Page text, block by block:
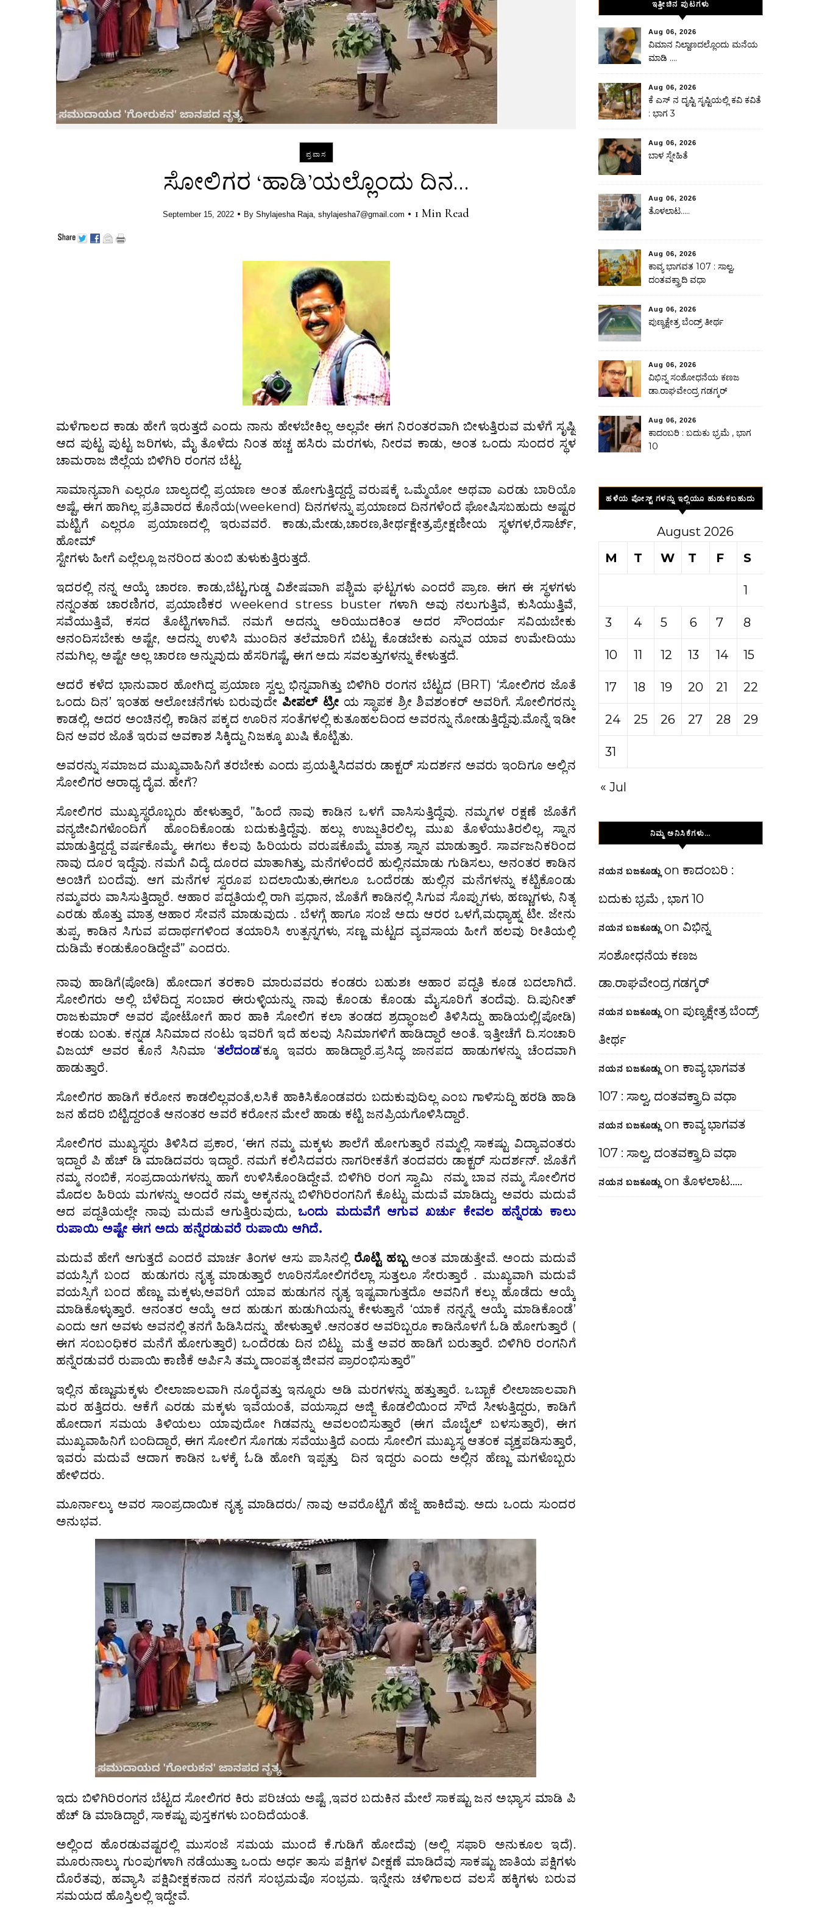
ಪ್ರವಾಸ
ಸೋಲಿಗರ ‘ಹಾಡಿ’ಯಲ್ಲೊಂದು ದಿನ…
September 15, 2022 • By Shylajesha Raja, shylajesha7@gmail.com • 1 Min Read
ಮಳೆಗಾಲದ ಕಾಡು ಹೇಗೆ ಇರುತ್ತದೆ ಎಂದು ನಾನು ಹೇಳಬೇಕಿಲ್ಲ ಅಲ್ಲವೇ ಈಗ ನಿರಂತರವಾಗಿ ಬೀಳುತ್ತಿರುವ ಮಳೆಗೆ ಸೃಷ್ಟಿ
ಆದ ಪುಟ್ಟ ಪುಟ್ಟ ಜರಿಗಳು, ಮೈ ತೊಳೆದು ನಿಂತ ಹಚ್ಚ ಹಸಿರು ಮರಗಳು, ನೀರವ ಕಾಡು, ಅಂತ ಒಂದು ಸುಂದರ ಸ್ಥಳ
ಚಾಮರಾಜ ಜಿಲ್ಲೆಯ ಬಿಳಿಗಿರಿ ರಂಗನ ಬೆಟ್ಟ.
ಸಾಮಾನ್ಯವಾಗಿ ಎಲ್ಲರೂ ಬಾಲ್ಯದಲ್ಲಿ ಪ್ರಯಾಣ ಅಂತ ಹೋಗುತ್ತಿದ್ದದ್ದೆ ವರುಷಕ್ಕೆ ಒಮ್ಮೆಯೋ ಅಥವಾ ಎರಡು ಬಾರಿಯೊ
ಅಷ್ಟೆ, ಈಗ ಹಾಗಿಲ್ಲ ಪ್ರತಿವಾರದ ಕೊನೆಯ(weekend) ದಿನಗಳನ್ನು ಪ್ರಯಾಣದ ದಿನಗಳೆಂದೆ ಘೋಷಿಸಬಹುದು ಅಷ್ಟರ
ಮಟ್ಟಿಗೆ ಎಲ್ಲರೂ ಪ್ರಯಾಣದಲ್ಲಿ ಇರುವವರೆ. ಕಾಡು,ಮೇಡು,ಚಾರಣ,ತೀರ್ಥಕ್ಷೇತ್ರ,ಪ್ರೇಕ್ಷಣೀಯ ಸ್ಥಳಗಳ,ರೆಸಾರ್ಟ್,
ಹೋಮ್
ಸ್ಟೇಗಳು ಹೀಗೆ ಎಲ್ಲೆಲ್ಲೂ ಜನರಿಂದ ತುಂಬಿ ತುಳುಕುತ್ತಿರುತ್ತದೆ.
ಇದರಲ್ಲಿ ನನ್ನ ಆಯ್ಕೆ ಚಾರಣ. ಕಾಡು,ಬೆಟ್ಟ,ಗುಡ್ಡ ವಿಶೇಷವಾಗಿ ಪಶ್ಚಿಮ ಘಟ್ಟಗಳು ಎಂದರೆ ಪ್ರಾಣ. ಈಗ ಈ ಸ್ಥಳಗಳು
ನನ್ನಂತಹ ಚಾರಣಿಗರ, ಪ್ರಯಾಣಿಕರ weekend stress buster ಗಳಾಗಿ ಅವು ನಲುಗುತ್ತಿವೆ, ಕುಸಿಯುತ್ತಿವೆ,
ಸವೆಯುತ್ತಿವೆ, ಕಸದ ತೊಟ್ಟಿಗಳಾಗಿವೆ. ನಮಗೆ ಅದನ್ನು ಅರಿಯುದಕಿಂತ ಅದರ ಸೌಂದರ್ಯ ಸವಿಯಬೇಕು
ಆನಂದಿಸಬೇಕು ಅಷ್ಟೇ, ಅದನ್ನು ಉಳಿಸಿ ಮುಂದಿನ ತಲೆಮಾರಿಗೆ ಬಿಟ್ಟು ಕೊಡಬೇಕು ಎನ್ನುವ ಯಾವ ಉಮೇದಿಯು
ನಮಗಿಲ್ಲ. ಅಷ್ಟೇ ಅಲ್ಲ ಚಾರಣ ಅನ್ನುವುದು ಹೆಸರಿಗಷ್ಟೆ, ಈಗ ಅದು ಸವಲತ್ತುಗಳನ್ನು ಕೇಳುತ್ತದೆ.
ಆದರೆ ಕಳೆದ ಭಾನುವಾರ ಹೋಗಿದ್ದ ಪ್ರಯಾಣ ಸ್ವಲ್ಪ ಭಿನ್ನವಾಗಿತ್ತು ಬಿಳಿಗಿರಿ ರಂಗನ ಬೆಟ್ಟದ (BRT) ‘ಸೋಲಿಗರ ಜೊತೆ
ಒಂದು ದಿನ’ ಇಂತಹ ಆಲೋಚನೆಗಳು ಬರುವುದೇ ಪೀಪಲ್ ಟ್ರೀ ಯ ಸ್ಥಾಪಕ ಶ್ರೀ ಶಿವಶಂಕರ್ ಅವರಿಗೆ. ಸೋಲಿಗರನ್ನು
ಕಾಡಲ್ಲಿ, ಅದರ ಅಂಚಿನಲ್ಲಿ, ಕಾಡಿನ ಪಕ್ಕದ ಊರಿನ ಸಂತೆಗಳಲ್ಲಿ ಕುತೂಹಲದಿಂದ ಅವರನ್ನು ನೋಡುತ್ತಿದ್ದೆವು.ಮೊನ್ನೆ ಇಡೀ
ದಿನ ಅವರ ಜೊತೆ ಇರುವ ಅವಕಾಶ ಸಿಕ್ಕಿದ್ದು ನಿಜಕ್ಕೂ ಖುಷಿ ಕೊಟ್ಟಿತು.
ಅವರನ್ನು ಸಮಾಜದ ಮುಖ್ಯವಾಹಿನಿಗೆ ತರಬೇಕು ಎಂದು ಪ್ರಯತ್ನಿಸಿದವರು ಡಾಕ್ಟರ್ ಸುದರ್ಶನ ಅವರು ಇಂದಿಗೂ ಅಲ್ಲಿನ
ಸೋಲಿಗರ ಆರಾಧ್ಯ ದೈವ. ಹೇಗೆ?
ಸೋಲಿಗರ ಮುಖ್ಯಸ್ಥರೊಬ್ಬರು ಹೇಳುತ್ತಾರೆ, ”ಹಿಂದೆ ನಾವು ಕಾಡಿನ ಒಳಗೆ ವಾಸಿಸುತ್ತಿದ್ದೆವು. ನಮ್ಮಗಳ ರಕ್ಷಣೆ ಜೊತೆಗೆ
ವನ್ಯಜೀವಿಗಳೊಂದಿಗೆ ಹೊಂದಿಕೊಂಡು ಬದುಕುತ್ತಿದ್ದೆವು. ಹಲ್ಲು ಉಜ್ಜುತಿರಲಿಲ್ಲ, ಮುಖ ತೊಳೆಯುತಿರಲಿಲ್ಲ, ಸ್ನಾನ
ಮಾಡುತ್ತಿದ್ದದ್ದೆ ವರ್ಷಕೊಮ್ಮೆ. ಈಗಲು ಕೆಲವು ಹಿರಿಯರು ವರುಷಕೊಮ್ಮೆ ಮಾತ್ರ ಸ್ನಾನ ಮಾಡುತ್ತಾರೆ. ಸಾರ್ವಜನಿಕರಿಂದ
ನಾವು ದೂರ ಇದ್ದೆವು. ನಮಗೆ ವಿದ್ಯೆ ದೂರದ ಮಾತಾಗಿತ್ತು, ಮನೆಗಳೆಂದರೆ ಹುಲ್ಲಿನಮಾಡು ಗುಡಿಸಲು, ಅನಂತರ ಕಾಡಿನ
ಅಂಚಿಗೆ ಬಂದೆವು. ಆಗ ಮನೆಗಳ ಸ್ವರೂಪ ಬದಲಾಯಿತು,ಈಗಲೂ ಒಂದೆರಡು ಹುಲ್ಲಿನ ಮನೆಗಳನ್ನು ಕಟ್ಟಿಕೊಂಡು
ನಮ್ಮವರು ವಾಸಿಸುತ್ತಿದ್ದಾರೆ. ಆಹಾರ ಪದ್ದತಿಯಲ್ಲಿ ರಾಗಿ ಪ್ರಧಾನ, ಜೊತೆಗೆ ಕಾಡಿನಲ್ಲಿ ಸಿಗುವ ಸೊಪ್ಪುಗಳು, ಹಣ್ಣುಗಳು, ನಿತ್ಯ
ಎರಡು ಹೊತ್ತು ಮಾತ್ರ ಆಹಾರ ಸೇವನೆ ಮಾಡುವುದು . ಬೆಳಗ್ಗೆ ಹಾಗೂ ಸಂಜೆ ಅದು ಆರರ ಒಳಗೆ,ಮಧ್ಯಾಹ್ನ ಟೀ. ಜೇನು
ತುಪ್ಪ, ಕಾಡಿನ ಸಿಗುವ ಪದಾರ್ಥಗಳಿಂದ ತಯಾರಿಸಿ ಉತ್ಪನ್ನಗಳು, ಸಣ್ಣ ಮಟ್ಟದ ವ್ಯವಸಾಯ ಹೀಗೆ ಹಲವು ರೀತಿಯಲ್ಲಿ
ದುಡಿಮೆ ಕಂಡುಕೊಂಡಿದ್ದೇವೆ” ಎಂದರು.
ನಾವು ಹಾಡಿಗೆ(ಪೋಡಿ) ಹೋದಾಗ ತರಕಾರಿ ಮಾರುವವರು ಕಂಡರು ಬಹುಶಃ ಆಹಾರ ಪದ್ದತಿ ಕೂಡ ಬದಲಾಗಿದೆ.
ಸೋಲಿಗರು ಅಲ್ಲಿ ಬೆಳೆದಿದ್ದ ಸಂಬಾರ ಈರುಳ್ಳಿಯನ್ನು ನಾವು ಕೊಂಡು ಕೊಂಡು ಮೈಸೂರಿಗೆ ತಂದೆವು. ದಿ.ಪುನೀತ್
ರಾಜಕುಮಾರ್ ಅವರ ಪೋಟೋಗೆ ಹಾರ ಹಾಕಿ ಸೋಲಿಗ ಕಲಾ ತಂಡದ ಶ್ರದ್ಧಾಂಜಲಿ ತಿಳಿಸಿದ್ದು ಹಾಡಿಯಲ್ಲಿ(ಪೋಡಿ)
ಕಂಡು ಬಂತು. ಕನ್ನಡ ಸಿನಿಮಾದ ನಂಟು ಇವರಿಗೆ ಇದೆ ಹಲವು ಸಿನಿಮಾಗಳಿಗೆ ಹಾಡಿದ್ದಾರೆ ಅಂತೆ. ಇತ್ತೀಚೆಗೆ ದಿ.ಸಂಚಾರಿ
ವಿಜಯ್ ಅವರ ಕೊನೆ ಸಿನಿಮಾ ‘ತಲೆದಂಡ‘ಕ್ಕೂ ಇವರು ಹಾಡಿದ್ದಾರೆ.ಪ್ರಸಿದ್ಧ ಜಾನಪದ ಹಾಡುಗಳನ್ನು ಚೆಂದವಾಗಿ
ಹಾಡುತ್ತಾರೆ.
ಸೋಲಿಗರ ಹಾಡಿಗೆ ಕರೋನ ಕಾಡಲಿಲ್ಲವಂತೆ,ಲಸಿಕೆ ಹಾಕಿಸಿಕೊಂಡವರು ಬದುಕುವುದಿಲ್ಲ ಎಂಬ ಗಾಳಿಸುದ್ದಿ ಹರಡಿ ಹಾಡಿ
ಜನ ಹೆದರಿ ಬಿಟ್ಟಿದ್ದರಂತೆ ಆನಂತರ ಅವರೆ ಕರೋನ ಮೇಲೆ ಹಾಡು ಕಟ್ಟಿ ಜನಪ್ರಿಯಗೊಳಿಸಿದ್ದಾರೆ.
ಸೋಲಿಗರ ಮುಖ್ಯಸ್ಥರು ತಿಳಿಸಿದ ಪ್ರಕಾರ, ‘ಈಗ ನಮ್ಮ ಮಕ್ಕಳು ಶಾಲೆಗೆ ಹೋಗುತ್ತಾರೆ ನಮ್ಮಲ್ಲಿ ಸಾಕಷ್ಟು ವಿದ್ಯಾವಂತರು
ಇದ್ದಾರೆ ಪಿ ಹೆಚ್ ಡಿ ಮಾಡಿದವರು ಇದ್ದಾರೆ. ನಮಗೆ ಕಲಿಸಿದವರು ನಾಗರೀಕತೆಗೆ ತಂದವರು ಡಾಕ್ಟರ್ ಸುದರ್ಶನ್. ಜೊತೆಗೆ
ನಮ್ಮ ನಂಬಿಕೆ, ಸಂಪ್ರದಾಯಗಳನ್ನು ಹಾಗೆ ಉಳಿಸಿಕೊಂಡಿದ್ದೇವೆ. ಬಿಳಿಗಿರಿ ರಂಗ ಸ್ವಾಮಿ ನಮ್ಮ ಬಾವ ನಮ್ಮ ಸೋಲಿಗರ
ಮೊದಲ ಹಿರಿಯ ಮಗಳನ್ನು ಅಂದರೆ ನಮ್ಮ ಅಕ್ಕನನ್ನು ಬಿಳಿಗಿರಿರಂಗನಿಗೆ ಕೊಟ್ಟು ಮದುವೆ ಮಾಡಿದ್ದು, ಅವರು ಮದುವೆ
ಆದ ಪದ್ದತಿಯಲ್ಲೇ ನಾವು ಮದುವೆ ಆಗುತ್ತಿರುವುದು, ಒಂದು ಮದುವೆಗೆ ಆಗುವ ಖರ್ಚು ಕೇವಲ ಹನ್ನೆರಡು ಕಾಲು
ರುಪಾಯಿ ಅಷ್ಟೇ ಈಗ ಅದು ಹನ್ನೆರಡುವರೆ ರುಪಾಯಿ ಆಗಿದೆ.
ಮದುವೆ ಹೇಗೆ ಆಗುತ್ತದೆ ಎಂದರೆ ಮಾರ್ಚ ತಿಂಗಳ ಆಸು ಪಾಸಿನಲ್ಲಿ ರೊಟ್ಟಿ ಹಬ್ಬಅಂತ ಮಾಡುತ್ತೇವೆ. ಅಂದು ಮದುವೆ
ವಯಸ್ಸಿಗೆ ಬಂದ ಹುಡುಗರು ನೃತ್ಯ ಮಾಡುತ್ತಾರೆ ಊರಿನಸೋಲಿಗರೆಲ್ಲಾ ಸುತ್ತಲೂ ಸೇರುತ್ತಾರೆ . ಮುಖ್ಯವಾಗಿ ಮದುವೆ
ವಯಸ್ಸಿಗೆ ಬಂದ ಹೆಣ್ಣು ಮಕ್ಕಳು,ಅವರಿಗೆ ಯಾವ ಹುಡುಗನ ನೃತ್ಯ ಇಷ್ಟವಾಗುತ್ತದೊ ಅವನಿಗೆ ಕಲ್ಲು ಹೊಡೆದು ಆಯ್ಕೆ
ಮಾಡಿಕೊಳ್ಳುತ್ತಾರೆ. ಆನಂತರ ಆಯ್ಕೆ ಆದ ಹುಡುಗ ಹುಡುಗಿಯನ್ನು ಕೇಳುತ್ತಾನೆ ‘ಯಾಕೆ ನನ್ನನ್ನೆ ಆಯ್ಕೆ ಮಾಡಿಕೊಂಡೆ’
ಎಂದು ಆಗ ಅವಳು ಅವನಲ್ಲಿ ತನಗೆ ಹಿಡಿಸಿದನ್ನು ಹೇಳುತ್ತಾಳೆ .ಆನಂತರ ಅವರಿಬ್ಬರೂ ಕಾಡಿನೊಳಗೆ ಓಡಿ ಹೋಗುತ್ತಾರೆ (
ಈಗ ಸಂಬಂಧಿಕರ ಮನೆಗೆ ಹೋಗುತ್ತಾರೆ) ಒಂದೆರಡು ದಿನ ಬಿಟ್ಟು ಮತ್ತೆ ಅವರ ಹಾಡಿಗೆ ಬರುತ್ತಾರೆ. ಬಿಳಿಗಿರಿ ರಂಗನಿಗೆ
ಹನ್ನೆರಡುವರೆ ರುಪಾಯಿ ಕಾಣಿಕೆ ಅರ್ಪಿಸಿ ತಮ್ಮ ದಾಂಪತ್ಯ ಜೀವನ ಪ್ರಾರಂಭಿಸುತ್ತಾರೆ”
ಇಲ್ಲಿನ ಹೆಣ್ಣುಮಕ್ಕಳು ಲೀಲಾಜಾಲವಾಗಿ ನೂರೈವತ್ತು ಇನ್ನೂರು ಅಡಿ ಮರಗಳನ್ನು ಹತ್ತುತ್ತಾರೆ. ಒಬ್ಬಾಕೆ ಲೀಲಾಜಾಲವಾಗಿ
ಮರ ಹತ್ತಿದರು. ಆಕೆಗೆ ಎರಡು ಮಕ್ಕಳು ಇವೆಯಂತೆ, ವಯಸ್ಸಾದ ಅಜ್ಜಿ ಕೊಡಲಿಯಿಂದ ಸೌದೆ ಸೀಳುತ್ತಿದ್ದರು, ಕಾಡಿಗೆ
ಹೋದಾಗ ಸಮಯ ತಿಳಿಯಲು ಯಾವುದೋ ಗಿಡವನ್ನು ಅವಲಂಬಿಸುತ್ತಾರೆ (ಈಗ ಮೊಬೈಲ್ ಬಳಸುತ್ತಾರೆ), ಈಗ
ಮುಖ್ಯವಾಹಿನಿಗೆ ಬಂದಿದ್ದಾರೆ, ಈಗ ಸೋಲಿಗ ಸೊಗಡು ಸವೆಯುತ್ತಿದೆ ಎಂದು ಸೋಲಿಗ ಮುಖ್ಯಸ್ಥ ಆತಂಕ ವ್ಯಕ್ತಪಡಿಸುತ್ತಾರೆ,
ಇವರು ಮದುವೆ ಆದಾಗ ಕಾಡಿನ ಒಳಕ್ಕೆ ಓಡಿ ಹೋಗಿ ಇಪ್ಪತ್ತು ದಿನ ಇದ್ದರು ಎಂದು ಅಲ್ಲಿನ ಹೆಣ್ಣು ಮಗಳೊಬ್ಬರು
ಹೇಳಿದರು.
ಮೂರ್ನಾಲ್ಕು ಅವರ ಸಾಂಪ್ರದಾಯಿಕ ನೃತ್ಯ ಮಾಡಿದರು/ ನಾವು ಅವರೊಟ್ಟಿಗೆ ಹೆಜ್ಜೆ ಹಾಕಿದೆವು. ಅದು ಒಂದು ಸುಂದರ
ಅನುಭವ.
ಇದು ಬಿಳಿಗಿರಿರಂಗನ ಬೆಟ್ಟದ ಸೋಲಿಗರ ಕಿರು ಪರಿಚಯ ಅಷ್ಟೆ ,ಇವರ ಬದುಕಿನ ಮೇಲೆ ಸಾಕಷ್ಟು ಜನ ಅಭ್ಯಾಸ ಮಾಡಿ ಪಿ
ಹೆಚ್ ಡಿ ಮಾಡಿದ್ದಾರೆ, ಸಾಕಷ್ಟು ಪುಸ್ತಕಗಳು ಬಂದಿದೆಯಂತೆ.
ಅಲ್ಲಿಂದ ಹೊರಡುವಷ್ಟರಲ್ಲಿ ಮುಸಂಜೆ ಸಮಯ ಮುಂದೆ ಕೆ.ಗುಡಿಗೆ ಹೋದೆವು (ಅಲ್ಲಿ ಸಫಾರಿ ಅನುಕೂಲ ಇದೆ).
ಮೂರುನಾಲ್ಕು ಗುಂಪುಗಳಾಗಿ ನಡೆಯುತ್ತಾ ಒಂದು ಅರ್ಧ ತಾಸು ಪಕ್ಷಿಗಳ ವೀಕ್ಷಣೆ ಮಾಡಿದೆವು ಸಾಕಷ್ಟು ಜಾತಿಯ ಪಕ್ಷಿಗಳು
ದೊರೆತವು, ಹವ್ಯಾಸಿ ಪಕ್ಷಿವೀಕ್ಷಕನಾದ ನನಗೆ ಸಂಭ್ರಮವೊ ಸಂಭ್ರಮ. ಇನ್ನೇನು ಚಳಿಗಾಲದ ವಲಸೆ ಹಕ್ಕಿಗಳು ಬರುವ
ಸಮಯದ ಹೊಸ್ತಿಲಲ್ಲಿ ಇದ್ದೇವೆ.
ಇತ್ತೀಚಿನ ಪುಟಗಳು
Aug 06, 2026
ವಿಮಾನ ನಿಲ್ದಾಣದಲ್ಲೊಂದು ಮನೆಯ
ಮಾಡಿ ….
Aug 06, 2026
ಕೆ ಎಸ್ ನ ದೃಷ್ಟಿ ಸೃಷ್ಟಿಯಲ್ಲಿ ಕವಿ ಕವಿತೆ
: ಭಾಗ 3
Aug 06, 2026
ಬಾಳ ಸ್ನೇಹಿತೆ
Aug 06, 2026
ತೊಳಲಾಟ…..
Aug 06, 2026
ಕಾವ್ಯ ಭಾಗವತ 107 : ಸಾಲ್ವ,
ದಂತವಕ್ತ್ರಾದಿ ವಧಾ
Aug 06, 2026
ಪುಣ್ಯಕ್ಷೇತ್ರ ಬೆಂದ್ರ್ ತೀರ್ಥ
Aug 06, 2026
ವಿಭಿನ್ನ ಸಂಶೋಧನೆಯ ಕಣಜ
ಡಾ.ರಾಘವೇಂದ್ರ ಗಡಗ್ಕರ್
Aug 06, 2026
ಕಾದಂಬರಿ : ಬದುಕು ಭ್ರಮೆ , ಭಾಗ
10
ಹಳೆಯ ಪೋಸ್ಟ್ ಗಳನ್ನು ಇಲ್ಲಿಯೂ ಹುಡುಕಬಹುದು
August 2026
M
T W T F S
1
3 4 5 6 7 8
10 11 12 13 14 15
17 18 19 20 21 22
24 25 26 27 28 29
31
« Jul
ನಿಮ್ಮ ಅನಿಸಿಕೆಗಳು…
ನಯನ ಬಜಕೂಡ್ಲು on ಕಾದಂಬರಿ :
ಬದುಕು ಭ್ರಮೆ , ಭಾಗ 10
ನಯನ ಬಜಕೂಡ್ಲು on ವಿಭಿನ್ನ
ಸಂಶೋಧನೆಯ ಕಣಜ
ಡಾ.ರಾಘವೇಂದ್ರ ಗಡಗ್ಕರ್
ನಯನ ಬಜಕೂಡ್ಲು on ಪುಣ್ಯಕ್ಷೇತ್ರ ಬೆಂದ್ರ್
ತೀರ್ಥ
ನಯನ ಬಜಕೂಡ್ಲು on ಕಾವ್ಯ ಭಾಗವತ
107 : ಸಾಲ್ವ, ದಂತವಕ್ತ್ರಾದಿ ವಧಾ
ನಯನ ಬಜಕೂಡ್ಲು on ಕಾವ್ಯ ಭಾಗವತ
107 : ಸಾಲ್ವ, ದಂತವಕ್ತ್ರಾದಿ ವಧಾ
ನಯನ ಬಜಕೂಡ್ಲು on ತೊಳಲಾಟ…..